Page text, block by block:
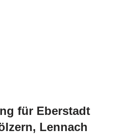
für Eberstadt
Lennach